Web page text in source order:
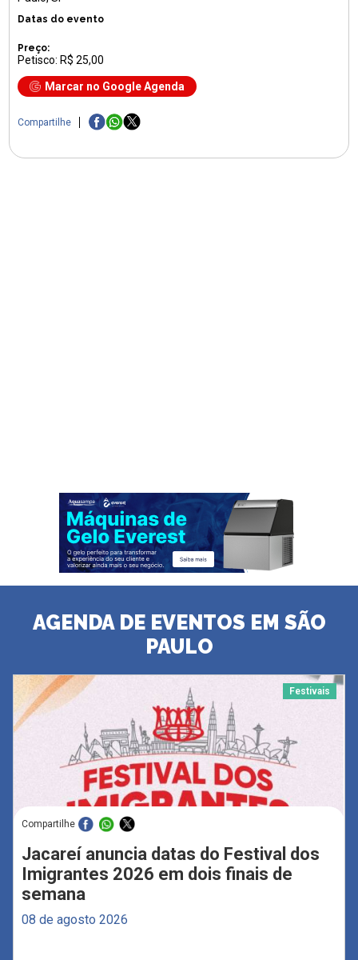
Datas do evento
Preço:
Petisco: R$ 25,00
Marcar no Google Agenda
Compartilhe
AGENDA DE EVENTOS EM SÃO
PAULO
Festivais
Compartilhe
Jacareí anuncia datas do Festival dos
Imigrantes 2026 em dois finais de
semana
08 de agosto 2026